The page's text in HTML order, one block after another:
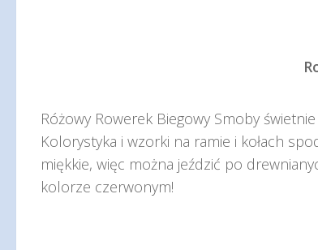
Różowy Rowerek Biegowy Smoby
Kolorystyka i wzorki na ramie i kołach
miękkie, więc można jeździć po
kolorze czerwonym!